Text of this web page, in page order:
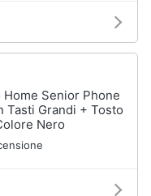
Home Senior Phone
Tasti Grandi + Tosto
Nero